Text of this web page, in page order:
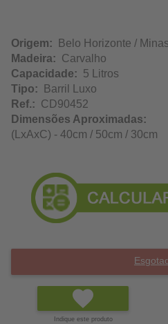
Origem: Belo Horizonte /
Madeira: Carvalho
Capacidade: 5 Litros
Tipo: Barril Luxo
Ref.: CD90452
Dimensões Aproximadas:
(LxAxC) - 40cm / 50cm / 30cm
Indique este produto